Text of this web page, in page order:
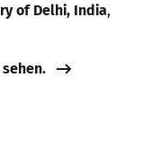
of Delhi, India,